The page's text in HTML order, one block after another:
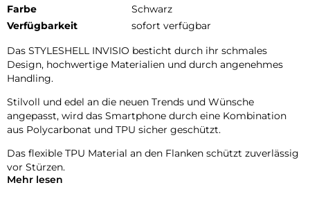
Farbe
Schwarz
Verfügbarkeit
sofort verfügbar
Das STYLESHELL INVISIO besticht durch ihr schmales
Design, hochwertige Materialien und durch angenehmes
Handling.
Stilvoll und edel an die neuen Trends und Wünsche
angepasst, wird das Smartphone durch eine Kombination
aus Polycarbonat und TPU sicher geschützt.
Das flexible TPU Material an den Flanken schützt zuverlässig
vor Stürzen.
Mehr lesen